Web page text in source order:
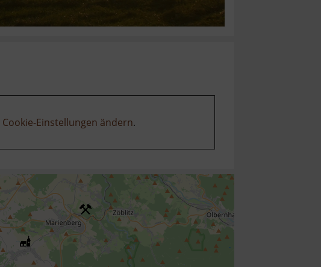
Cookie-Einstellungen ändern.